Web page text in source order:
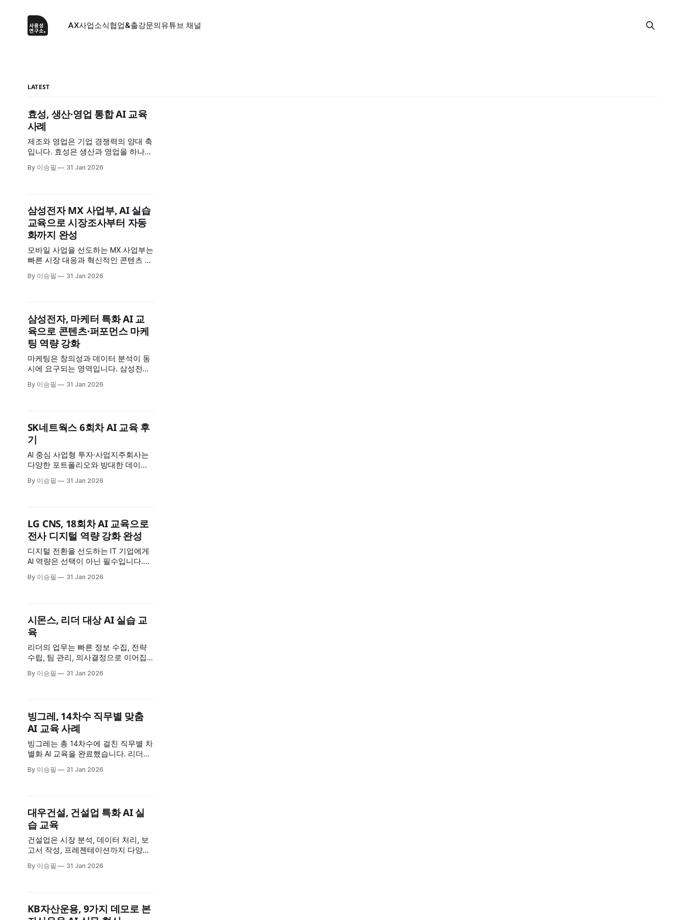
AX사업소식협업&출강문의유튜브 채널
LATEST
효성, 생산·영업 통합 AI 교육
사례
제조와 영업은 기업 경쟁력의 양대 축
입니다. 효성은 생산과 영업을 하나로
두 부문이 공통으로 필요한 AI 역량을
AI로 혁신하는 방법을 배웠습니다. 교
육 개요 * 교육 대상: 효성 생산·영업
부문 * 교육
By 이승필 31 Jan 2026
삼성전자 MX 사업부, AI 실습
교육으로 시장조사부터 자동
화까지 완성
모바일 사업을 선도하는 MX 사업부는
빠른 시장 대응과 혁신적인 콘텐츠 제
부는 2회차에 걸친 AI 교육을 통해 시
* 교육 대상: 삼성전자 MX 사업부 * 교
육 횟수: 2회차 * 교육 시간: 회차당 7
시간 * 교육 특징: 시장조사·멀티미디
By 이승필 31 Jan 2026
삼성전자, 마케터 특화 AI 교
육으로 콘텐츠·퍼포먼스 마케
팅 역량 강화
마케팅은 창의성과 데이터 분석이 동
시에 요구되는 영역입니다. 삼성전자
케팅과 퍼포먼스 마케팅으로 나눠 4
터 * 교육 구성: 총 4회차 (콘텐츠 마케
팅 2회 + 퍼포먼스 마케팅 2회) * 교육
시간: 회차당 7시간 * 교육 특징: 마케
팅 직무
By 이승필 31 Jan 2026
SK네트웍스 6회차 AI 교육 후
기
AI 중심 사업형 투자·사업지주회사는
다양한 포트폴리오와 방대한 데이터
걸친 AI 교육을 통해 프롬프트 엔지니
* 교육 규모: 총 6회차 * 교육 시간: 회
차당 6시간 * 교육 대상: SK네트웍스
임직원 * 교육 특징: 프롬프트부터 이
미지 제작까지 실무
By 이승필 31 Jan 2026
LG CNS, 18회차 AI 교육으로
전사 디지털 역량 강화 완성
디지털 전환을 선도하는 IT 기업에게
AI 역량은 선택이 아닌 필수입니다.
육을 통해 전 임직원의 AI 활용 역량을
AI 도구 제작까지 완성했습니다. 교육
개요 * 교육 규모: 총 18회차 * 교육 시
간: 회차당
By 이승필 31 Jan 2026
시몬스, 리더 대상 AI 실습 교
육
리더의 업무는 빠른 정보 수집, 전략
수립, 팀 관리, 의사결정으로 이어집
회차에 걸쳐 진행하며, 리더가 일상적
스 리더 * 교육 횟수: 3회차 * 교육 시
간: 회차당 5시간 * 특징: 리더 업무 특
화 6가지 실습 리더
By 이승필 31 Jan 2026
빙그레, 14차수 직무별 맞춤
AI 교육 사례
빙그레는 총 14차수에 걸친 직무별 차
별화 AI 교육을 완료했습니다. 리더는
은 영업 현장에서 쓸 AI를, 생산은 생
규모: 총 14차수 * 교육 시간: 회차당 7
시간 * 교육 방식: 온라인 집중 교육 *
핵심 전략:
By 이승필 31 Jan 2026
대우건설, 건설업 특화 AI 실
습 교육
건설업은 시장 분석, 데이터 처리, 보
고서 작성, 프레젠테이션까지 다양한
우건설은 7시간 집중 교육을 통해 건
육 개요 * 대상: 대우건설 임직원 * 시
By 이승필 31 Jan 2026
KB자산운용, 9가지 데모로 본